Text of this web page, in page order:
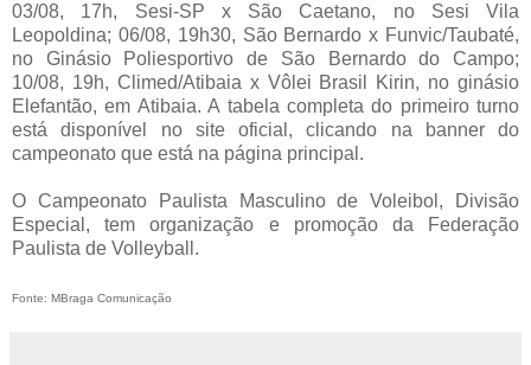
03/08, 17h, Sesi-SP x São Caetano, no Sesi Vila
Leopoldina; 06/08, 19h30, São Bernardo x Funvic/Taubaté,
no Ginásio Poliesportivo de São Bernardo do Campo;
10/08, 19h, Climed/Atibaia x Vôlei Brasil Kirin, no ginásio
Elefantão, em Atibaia. A tabela completa do primeiro turno
está disponível no site oficial, clicando na banner do
campeonato que está na página principal.
O Campeonato Paulista Masculino de Voleibol, Divisão
Especial, tem organização e promoção da Federação
Paulista de Volleyball.
Fonte: MBraga Comunicação